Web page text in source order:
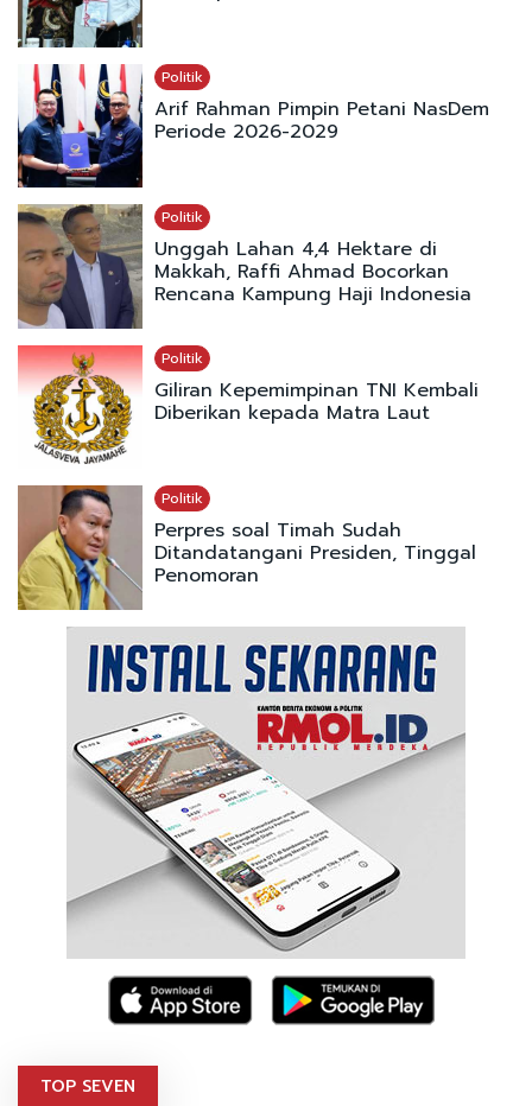
Politik
Arif Rahman Pimpin Petani NasDem
Periode 2026-2029
Politik
Unggah Lahan 4,4 Hektare di
Makkah, Raffi Ahmad Bocorkan
Rencana Kampung Haji Indonesia
Politik
Giliran Kepemimpinan TNI Kembali
Diberikan kepada Matra Laut
Politik
Perpres soal Timah Sudah
Ditandatangani Presiden, Tinggal
Penomoran
TOP SEVEN